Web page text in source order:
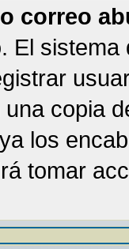
correo
El
copia
los
tomar